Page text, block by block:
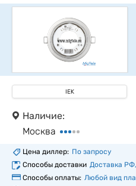
IEK
Наличие:
Москва
Цена диллер: По запросу
Способы доставки Доставка
Способы оплаты: Любой вид